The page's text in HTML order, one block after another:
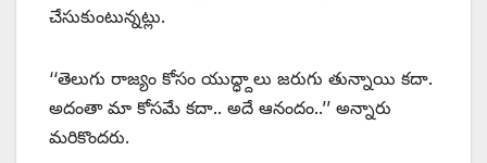
చేసుకుంటున్నట్లు.
‘‘తెలుగు రాజ్యం కోసం యుద్ధ్దాలు జరుగు తున్నాయి కదా.
అదంతా మా కోసమే కదా.. అదే ఆనందం..’’ అన్నారు
మరికొందరు.